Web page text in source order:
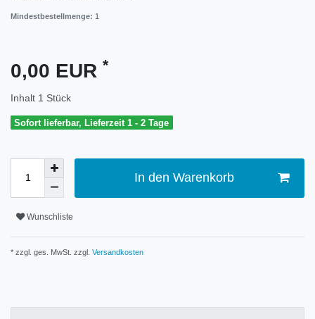
Mindestbestellmenge: 1
0,00 EUR *
Inhalt 1 Stück
Sofort lieferbar, Lieferzeit 1 - 2 Tage
In den Warenkorb
Wunschliste
* zzgl. ges. MwSt. zzgl. Versandkosten